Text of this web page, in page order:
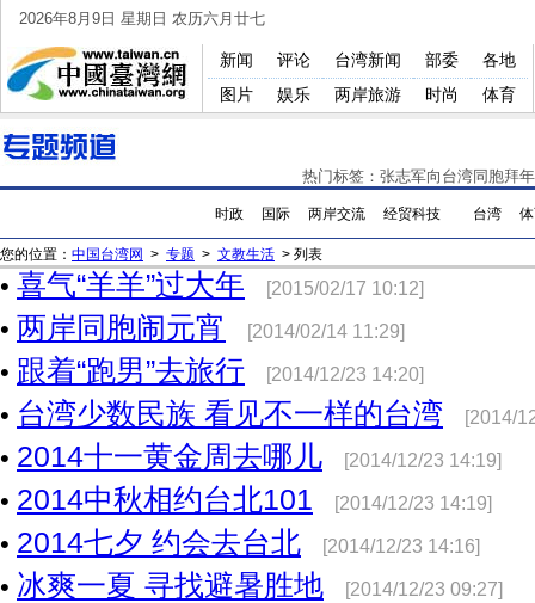
2026年8月9日 星期日 农历六月廿七
新闻 评论 台湾新闻 部委
各地
图片
娱乐 两岸旅游 时尚 体育
热门标签： 张志军向台湾同胞拜年
时政 国际 两岸交流 经贸科技 台湾
您的位置： 中国台湾网 > 专题 > 文教生活 > 列表
• 喜气“羊羊”过大年 [2015/02/17 10:12]
• 两岸同胞闹元宵 [2014/02/14 11:29]
• 跟着“跑男”去旅行 [2014/12/23 14:20]
• 台湾少数民族 看见不一样的台湾 [2014/
• 2014十一黄金周去哪儿 [2014/12/23 14:19]
• 2014中秋相约台北101 [2014/12/23 14:19]
• 2014七夕 约会去台北 [2014/12/23 14:16]
• 冰爽一夏 寻找避暑胜地 [2014/12/23 09:27]